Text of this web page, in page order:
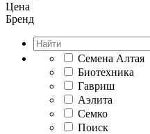
Цена
Бренд
Семена Алтая
Биотехника
Гавриш
Аэлита
Семко
Поиск